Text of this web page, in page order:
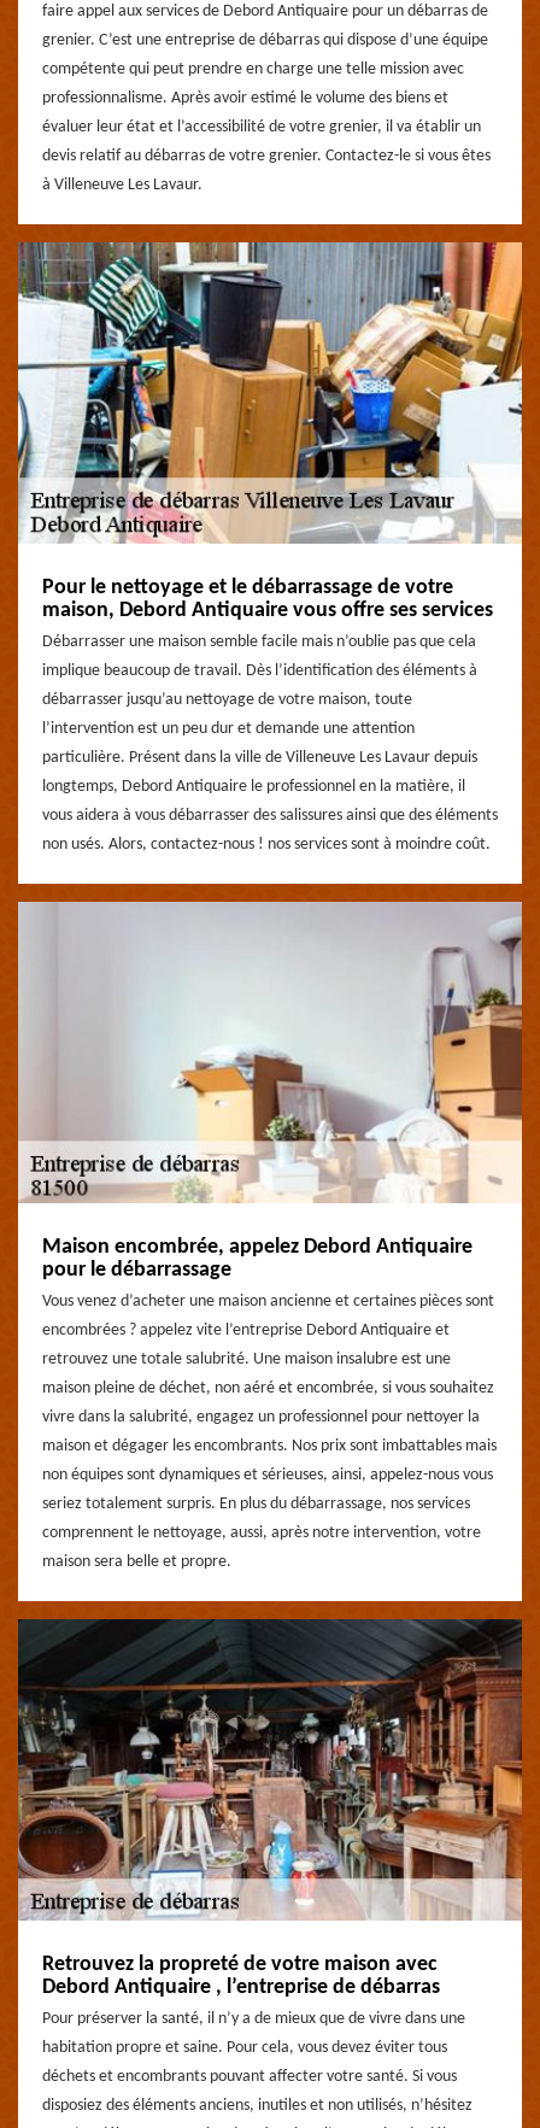
faire appel aux services de Debord Antiquaire pour un débarras de
grenier. C’est une entreprise de débarras qui dispose d’une équipe
compétente qui peut prendre en charge une telle mission avec
professionnalisme. Après avoir estimé le volume des biens et
évaluer leur état et l’accessibilité de votre grenier, il va établir un
devis relatif au débarras de votre grenier. Contactez-le si vous êtes
à Villeneuve Les Lavaur.
Pour le nettoyage et le débarrassage de votre
maison, Debord Antiquaire vous offre ses services
Débarrasser une maison semble facile mais n’oublie pas que cela
implique beaucoup de travail. Dès l’identification des éléments à
débarrasser jusqu’au nettoyage de votre maison, toute
l’intervention est un peu dur et demande une attention
particulière. Présent dans la ville de Villeneuve Les Lavaur depuis
longtemps, Debord Antiquaire le professionnel en la matière, il
vous aidera à vous débarrasser des salissures ainsi que des éléments
non usés. Alors, contactez-nous ! nos services sont à moindre coût.
Maison encombrée, appelez Debord Antiquaire
pour le débarrassage
Vous venez d’acheter une maison ancienne et certaines pièces sont
encombrées ? appelez vite l’entreprise Debord Antiquaire et
retrouvez une totale salubrité. Une maison insalubre est une
maison pleine de déchet, non aéré et encombrée, si vous souhaitez
vivre dans la salubrité, engagez un professionnel pour nettoyer la
maison et dégager les encombrants. Nos prix sont imbattables mais
non équipes sont dynamiques et sérieuses, ainsi, appelez-nous vous
seriez totalement surpris. En plus du débarrassage, nos services
comprennent le nettoyage, aussi, après notre intervention, votre
maison sera belle et propre.
Retrouvez la propreté de votre maison avec
Debord Antiquaire , l’entreprise de débarras
Pour préserver la santé, il n’y a de mieux que de vivre dans une
habitation propre et saine. Pour cela, vous devez éviter tous
déchets et encombrants pouvant affecter votre santé. Si vous
disposiez des éléments anciens, inutiles et non utilisés, n’hésitez